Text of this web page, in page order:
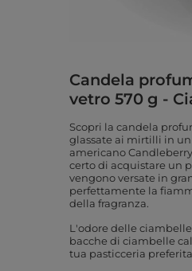
Candela
vetro 570 g -
Scopri la candela
glassate ai mirtilli in
americano
certo di acquistare un
vengono versate in
perfettamente la
della fragranza.
L'odore delle
bacche di ciambelle
tua pasticceria